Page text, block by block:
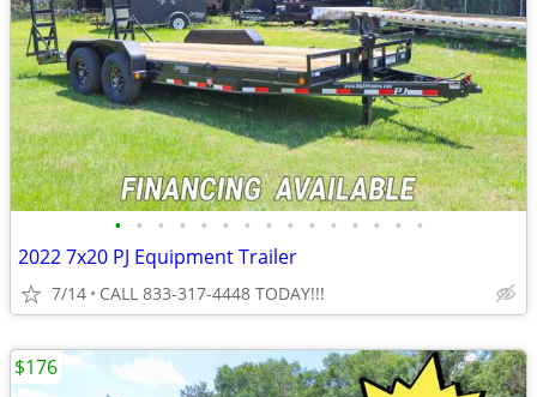
• • • • • • • • • • • • • • •
2022 7x20 PJ Equipment Trailer
7/14 CALL 833-317-4448 TODAY!!!
$176